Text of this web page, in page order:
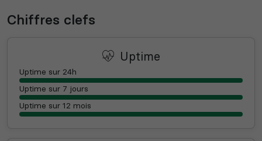
Chiffres clefs
Uptime
Uptime sur 24h
Uptime sur 7 jours
Uptime sur 12 mois